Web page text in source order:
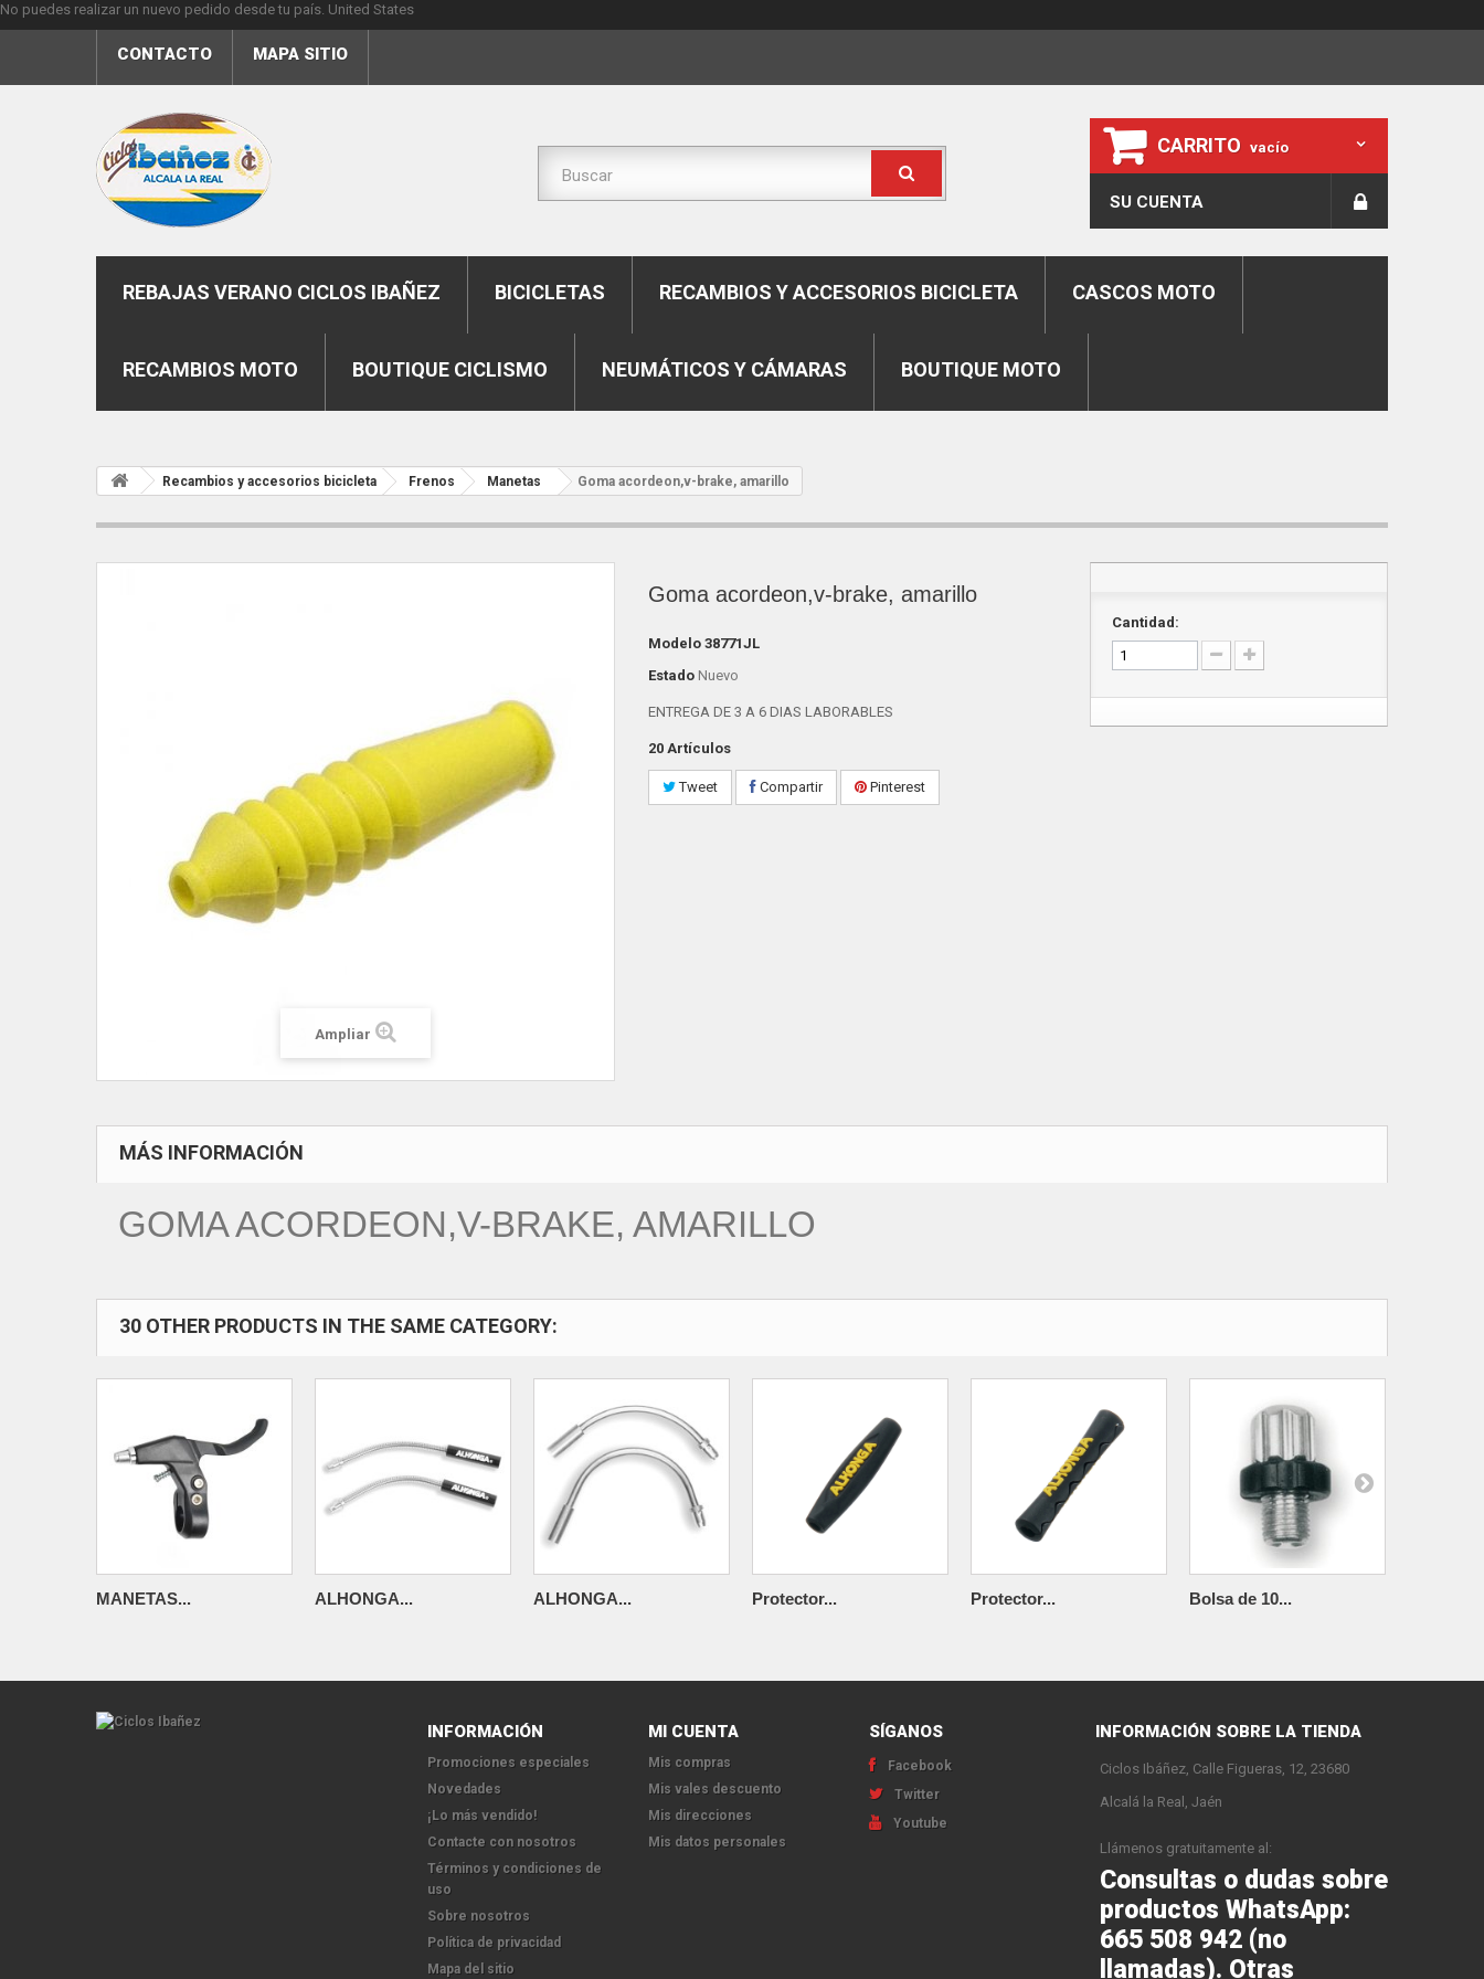
No puedes realizar un nuevo pedido desde tu país. United States
CONTACTO MAPA SITIO
CARRITO vacío
SU CUENTA
REBAJAS VERANO CICLOS IBAÑEZ BICICLETAS RECAMBIOS Y ACCESORIOS BICICLETA CASCOS MOTO
RECAMBIOS MOTO BOUTIQUE CICLISMO NEUMÁTICOS Y CÁMARAS BOUTIQUE MOTO
Recambios y accesorios bicicleta Frenos Manetas Goma acordeon,v-brake, amarillo
Ampliar
Goma acordeon,v-brake, amarillo
Modelo 38771JL
Estado Nuevo
ENTREGA DE 3 A 6 DIAS LABORABLES
20 Artículos
Tweet Compartir Pinterest
Cantidad:
MÁS INFORMACIÓN
GOMA ACORDEON,V-BRAKE, AMARILLO
30 OTHER PRODUCTS IN THE SAME CATEGORY:
MANETAS... ALHONGA... ALHONGA... Protector... Protector... Bolsa de 10...
INFORMACIÓN
Promociones especiales
Novedades
¡Lo más vendido!
Contacte con nosotros
Términos y condiciones de
uso
Sobre nosotros
Política de privacidad
Mapa del sitio
MI CUENTA
Mis compras
Mis vales descuento
Mis direcciones
Mis datos personales
SÍGANOS
Facebook
Twitter
Youtube
INFORMACIÓN SOBRE LA TIENDA
Ciclos Ibáñez, Calle Figueras, 12, 23680
Alcalá la Real, Jaén
Llámenos gratuitamente al:
Consultas o dudas sobre
productos WhatsApp:
665 508 942 (no
llamadas). Otras